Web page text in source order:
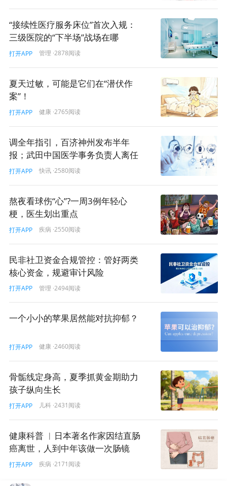
“接续性医疗服务床位”首次入规：
三级医院的“下半场”战场在哪
打开APP 管理 ·2878阅读
夏天过敏，可能是它们在“潜伏作
案”！
打开APP 健康 ·2765阅读
调全年指引，百济神州发布半年
报；武田中国医学事务负责人离任
打开APP 快讯 ·2580阅读
熬夜看球伤“心”?一周3例年轻心
梗，医生划出重点
打开APP 疾病 ·2550阅读
民非社卫资金合规管控：管好两类
核心资金，规避审计风险
打开APP 管理 ·2494阅读
一个小小的苹果居然能对抗抑郁？
打开APP 健康 ·2460阅读
骨骺线定身高，夏季抓黄金期助力
孩子纵向生长
打开APP 儿科 ·2431阅读
健康科普 ︱日本著名作家因结直肠
癌离世，人到中年该做一次肠镜
打开APP 疾病 ·2171阅读